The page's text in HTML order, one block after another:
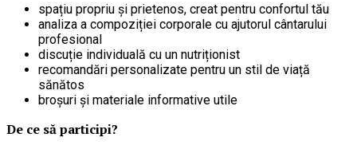
spațiu propriu și prietenos, creat pentru confortul tău
analiza a compoziției corporale cu ajutorul cântarului
profesional
discuție individuală cu un nutriționist
recomandări personalizate pentru un stil de viață
sănătos
broșuri și materiale informative utile
De ce să participi?